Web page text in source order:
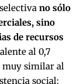
no sólo
sino
de recursos
al 0,7
muy similar al
social: